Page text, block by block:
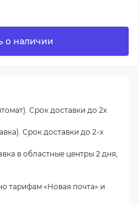
о наличии
Срок доставки до 2х
Срок доставки до 2-х
в областные центры 2 дня,
тарифам «Новая почта» и